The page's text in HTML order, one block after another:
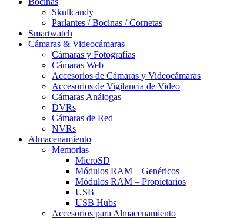
Skullcandy
Parlantes / Bocinas / Cornetas
Smartwatch
Cámaras & Videocámaras
Cámaras y Fotografías
Cámaras Web
Accesorios de Cámaras y Videocámaras
Accesorios de Vigilancia de Video
Cámaras Análogas
DVRs
Cámaras de Red
NVRs
Almacenamiento
Memorias
MicroSD
Módulos RAM – Genéricos
Módulos RAM – Propietarios
USB
USB Hubs
Accesorios para Almacenamiento